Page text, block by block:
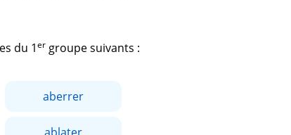
du 1er groupe suivants :
aberrer